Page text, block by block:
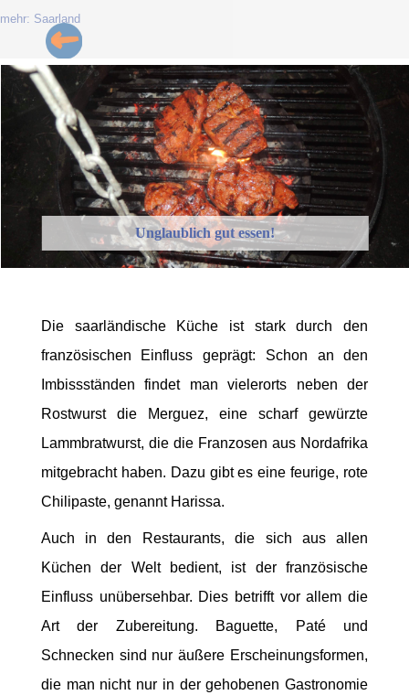
mehr: Saarland
Unglaublich gut essen!
Die saarländische Küche ist stark durch den
französischen Einfluss geprägt: Schon an den
Imbissständen findet man vielerorts neben der
Rostwurst die Merguez, eine scharf gewürzte
Lammbratwurst, die die Franzosen aus Nordafrika
mitgebracht haben. Dazu gibt es eine feurige, rote
Chilipaste, genannt Harissa.
Auch in den Restaurants, die sich aus allen
Küchen der Welt bedient, ist der französische
Einfluss unübersehbar. Dies betrifft vor allem die
Art der Zubereitung. Baguette, Paté und
Schnecken sind nur äußere Erscheinungsformen,
die man nicht nur in der gehobenen Gastronomie